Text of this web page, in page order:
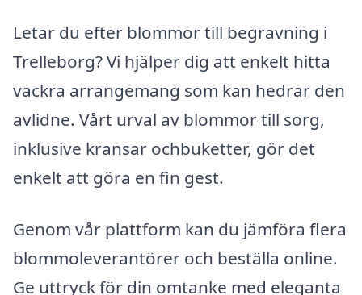
Letar du efter blommor till begravning i
Trelleborg? Vi hjälper dig att enkelt hitta
vackra arrangemang som kan hedrar den
avlidne. Vårt urval av blommor till sorg,
inklusive kransar ochbuketter, gör det
enkelt att göra en fin gest.
Genom vår plattform kan du jämföra flera
blommoleverantörer och beställa online.
Ge uttryck för din omtanke med eleganta